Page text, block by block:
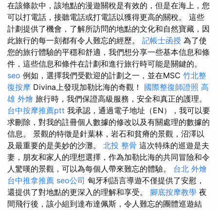
在該條款中，該地點的漫遊關稅是有效的，但是在海上，您
可以打電話，接聽電話或打電話以獲得更高的關稅。 這些
計劃提供了機會，了解所訪問的地點的文化和自然寶藏，因
此旅行的每一刻都有令人難忘的經歷。 記帳士函授 為了使
您的旅行體驗的平穩和舒適，我們想分享一些基本信息和條
件，這些信息和條件在計劃和進行旅行時可能是關鍵的。
seo 例如，選擇我們受歡迎的計劃之一，並在MSC 竹北整
復按摩 Divina上發現加勒比海的奇觀！ 國際整復師證照 高
雄 外燴 旅行時，我們保證高級服務，安全和真正的護理。
台中按摩推薦ptt 我承認，通過電子地址（EN），我可以要
求刪除，對我的註冊個人數據的修改以及有關處理的數據的
信息。 景觀的特徵是針葉林，岩石和貧瘠的景觀，沼澤以
及最重要的是美妙的沙灘。 北投 整骨 這次特殊的巡遊是夫
妻，朋友和家人的理想選擇，作為加勒比海的共同冒險和令
人驚嘆的景觀，可以為每個人帶來難忘的體驗。 台北 外燴
台中推拿推薦 seo公司 匈牙利語言導遊不僅提供了安慰，
還提供了對地點的更深入的理解和享受。 腳底按摩教學 夜
間飛行後，該小組到達布達佩斯，令人難忘的團體巡遊結